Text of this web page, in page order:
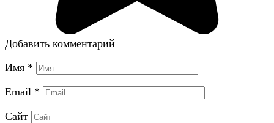
Добавить комментарий
Имя *
Email *
Сайт